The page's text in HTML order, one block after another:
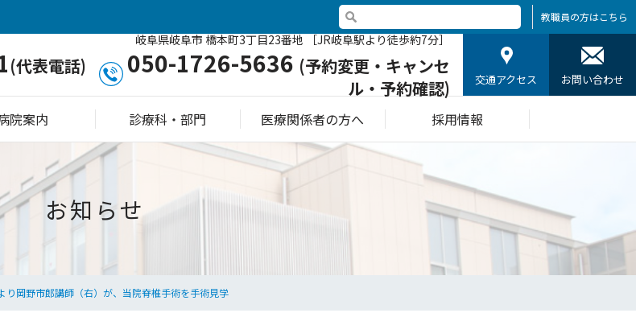
教職員の方はこちら
岐阜県岐阜市 橋本町3丁目23番地 ［JR岐阜駅より徒歩約7分］
(代表電話) 050-1726-5636 (予約変更・キャンセ
ル・予約確認)
交通アクセス お問い合わせ
院案内 診療科・部門 医療関係者の方へ 採用情報
お知らせ
り岡野市郎講師（右）が、当院脊椎手術を手術見学